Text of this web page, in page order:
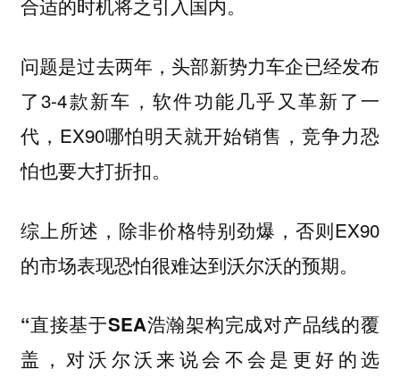
合适的时机将之引入国内。
问题是过去两年，头部新势力车企已经发布
了3-4款新车，软件功能几乎又革新了一
代，EX90哪怕明天就开始销售，竞争力恐
怕也要大打折扣。
综上所述，除非价格特别劲爆，否则EX90
的市场表现恐怕很难达到沃尔沃的预期。
“直接基于SEA浩瀚架构完成对产品线的覆
盖，对沃尔沃来说会不会是更好的选